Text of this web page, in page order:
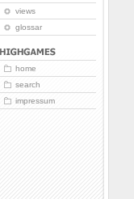
views
glossar
home
search
impressum